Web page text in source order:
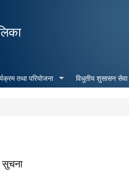
तथा परियोजना विधुतीय शुसासन सेवा
सुचना